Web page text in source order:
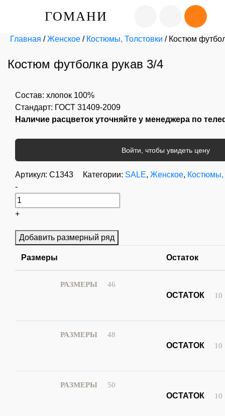
ГОМАНИ
Главная /Женское / Костюмы, Толстовки / Костюм
Костюм футболка рукав 3/4
Состав: хлопок 100%
Стандарт: ГОСТ 31409-2009
Наличие расцветок уточняйте у менеджера по
Войти, чтобы увидеть цену
Артикул: С1343 Категории: SALE, Женское, Костюмы,
-
+
Добавить размерный ряд
Размеры Остаток
46
10
48
10
50
10